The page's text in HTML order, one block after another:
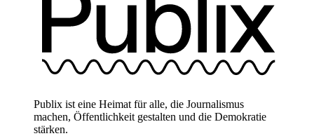
Publix ist eine Heimat für alle, die Journalismus
machen, Öffentlichkeit gestalten und die Demokratie
stärken.